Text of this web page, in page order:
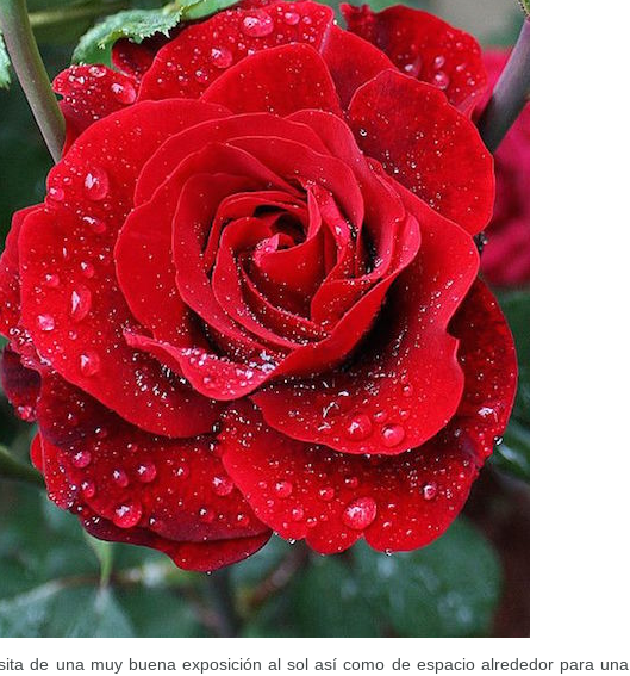
de una muy buena exposición al sol así como de espacio alrededor para una